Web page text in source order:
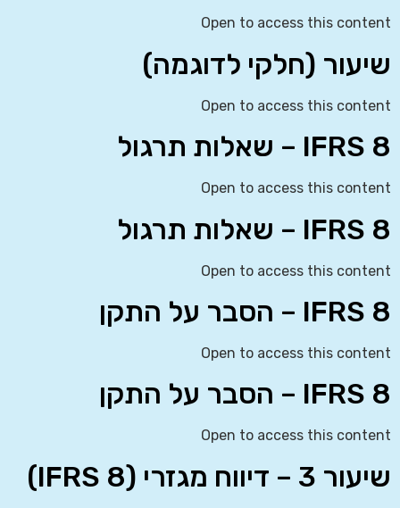
Open to access this content
שיעור (חלקי לדוגמה)
Open to access this content
IFRS 8 – שאלות תרגול
Open to access this content
IFRS 8 – שאלות תרגול
Open to access this content
IFRS 8 – הסבר על התקן
Open to access this content
IFRS 8 – הסבר על התקן
Open to access this content
שיעור 3 – דיווח מגזרי (IFRS 8)